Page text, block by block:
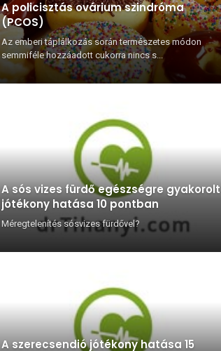
A policisztás ovárium szindróma
(PCOS)
Az emberi táplálkozás során természetes módon
semmiféle hozzáadott cukorra nincs s...
A sós vizes fürdő egészségre gyakorolt
jótékony hatása 10 pontban
Méregtelenítés sósvizes fürdővel?
A szerecsendió jótékony hatása 15